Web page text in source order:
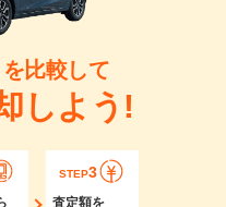
比較して
しよう!
STEP3
査定額を